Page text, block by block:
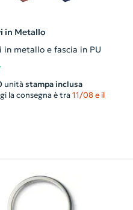
in Metallo
in metallo e fascia in PU
unità stampa inclusa
la consegna è tra 11/08 e il